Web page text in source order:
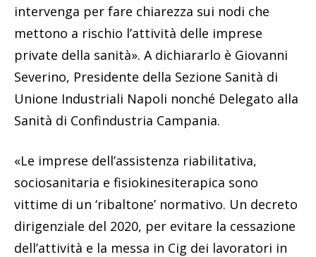
intervenga per fare chiarezza sui nodi che
mettono a rischio l’attività delle imprese
private della sanità». A dichiararlo è Giovanni
Severino, Presidente della Sezione Sanità di
Unione Industriali Napoli nonché Delegato alla
Sanità di Confindustria Campania.
«Le imprese dell’assistenza riabilitativa,
sociosanitaria e fisiokinesiterapica sono
vittime di un ‘ribaltone’ normativo. Un decreto
dirigenziale del 2020, per evitare la cessazione
dell’attività e la messa in Cig dei lavoratori in